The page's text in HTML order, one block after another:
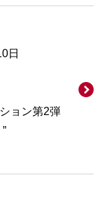
日
ョン第2弾